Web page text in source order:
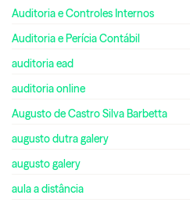
Auditoria e Controles Internos
Auditoria e Perícia Contábil
auditoria ead
auditoria online
Augusto de Castro Silva Barbetta
augusto dutra galery
augusto galery
aula a distância